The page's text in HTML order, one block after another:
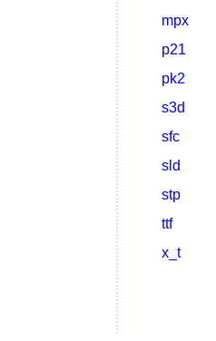
mpx
p21
pk2
s3d
sfc
sld
stp
ttf
x_t